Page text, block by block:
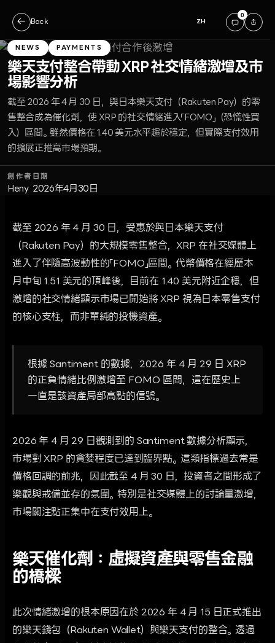
← Back ZH
0
NEWS PAYMENTS
樂天支付整合帶動 XRP 社交情緒激增及市
場影響分析
截至 2026 年 4 月 30 日，與日本樂天支付（Rakuten Pay）的零
售整合成為催化劑，使 XRP 的社交情緒進入「FOMO」（恐慌性買
入）區間。雖然價格在 1.40 美元水平趨於穩定，但實際支付效用
的擴展正推高市場預期。
創作者
Heny
日期
2026年4月30日
截至 2026 年 4 月 30 日，受惠於與日本樂天支付
（Rakuten Pay）的大規模零售整合，XRP 在社交媒體上
進入了伴隨高波動性的「FOMO」區間。代幣價格在經歷本
月中旬 1.51 美元的頂峰後，目前在 1.40 美元附近企穩，但
激增的社交情緒顯示市場已開始將 XRP 視為日本零售支付
的核心支柱，而非單純的投機資產。
根據 Santiment 的數據，2026 年 4 月 29 日 XRP
的正負情緒比例激增至 FOMO 區間，這在歷史上
一直是該資產局部高點的信號。
2026 年 4 月 29 日觀測到的 Santiment 數據分析顯示，
市場對 XRP 的貪婪程度已達到臨界點。這類指標過去常是
價格回調的前兆，因此截至 4 月 30 日，投資者之間形成了
樂觀與戒備並存的氛圍。特別是社交媒體上的討論量激增，
市場關注點正集中在支付效用上。
樂天催化劑：虛擬資產與零售金融
的橋樑
此次情緒激增的根本原因在於 2026 年 4 月 15 日正式推出
的樂天錢包（Rakuten Wallet）與樂天支付的整合。透過